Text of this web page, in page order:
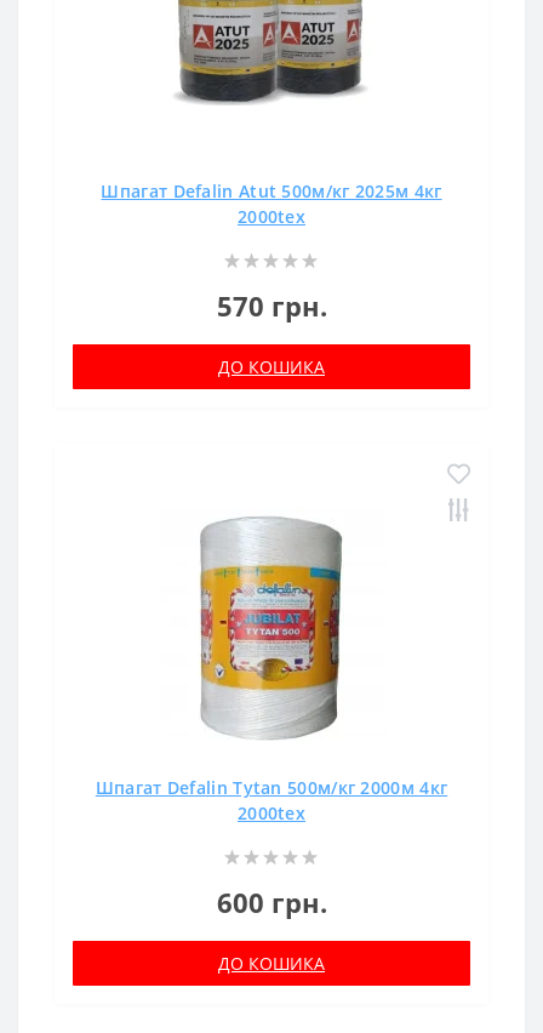
Шпагат Defalin Atut 500м/кг 2025м 4кг
2000tex
570 грн.
ДО КОШИКА
Шпагат Defalin Tytan 500м/кг 2000м 4кг
2000tex
600 грн.
ДО КОШИКА